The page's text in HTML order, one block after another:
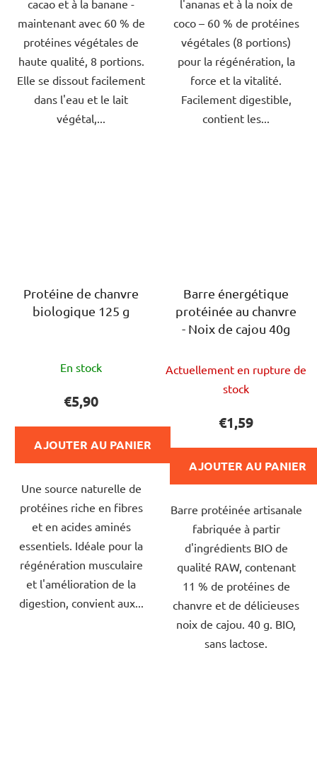
5
étoiles.
cacao et à la banane -
maintenant avec 60 % de
protéines végétales de
haute qualité, 8 portions.
Elle se dissout facilement
dans l'eau et le lait
végétal,...
5
étoiles.
l'ananas et à la noix de
coco – 60 % de protéines
végétales (8 portions)
pour la régénération, la
force et la vitalité.
Facilement digestible,
contient les...
Protéine de chanvre
biologique 125 g
moyenne
produit
est
de
sur
5
étoiles.
En stock
€5,90
AJOUTER AU PANIER
Une source naturelle de
protéines riche en fibres
et en acides aminés
essentiels. Idéale pour la
régénération musculaire
et l'amélioration de la
digestion, convient aux...
Barre énergétique
protéinée au chanvre
- Noix de cajou 40g
moyenne
du
est
de
5,0
5
étoiles.
Actuellement en rupture de
stock
€1,59
AJOUTER AU PANIER
Barre protéinée artisanale
fabriquée à partir
d'ingrédients BIO de
qualité RAW, contenant
11 % de protéines de
chanvre et de délicieuses
noix de cajou. 40 g. BIO,
sans lactose.